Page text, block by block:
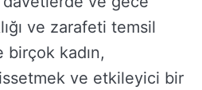
ve zarafeti temsil
birçok kadın,
ve etkileyici bir